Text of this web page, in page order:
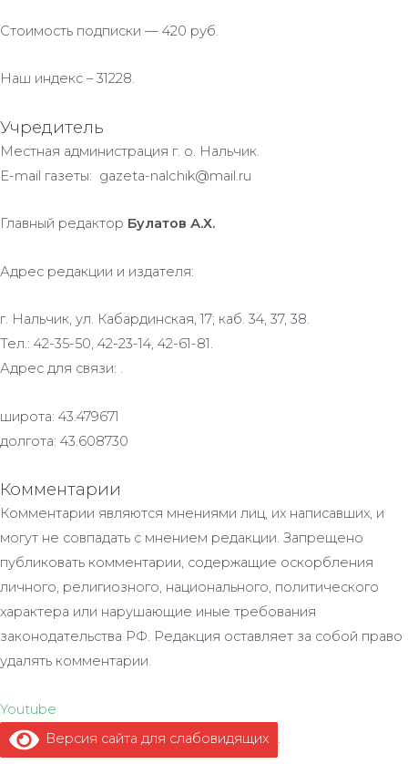
Стоимость подписки — 420 руб.
Наш индекс – 31228.
Учредитель
Местная администрация г. о. Нальчик.
E-mail газеты: gazeta-nalchik@mail.ru
Главный редактор Булатов А.Х.
Адрес редакции и издателя:
г. Нальчик, ул. Кабардинская, 17; каб. 34, 37, 38.
Тел.: 42-35-50, 42-23-14, 42-61-81.
Адрес для связи: .
широта: 43.479671
долгота: 43.608730
Комментарии
Комментарии являются мнениями лиц, их написавших, и
могут не совпадать с мнением редакции. Запрещено
публиковать комментарии, содержащие оскорбления
личного, религиозного, национального, политического
характера или нарушающие иные требования
законодательства РФ. Редакция оставляет за собой право
удалять комментарии.
Youtube
Версия сайта для слабовидящих
.